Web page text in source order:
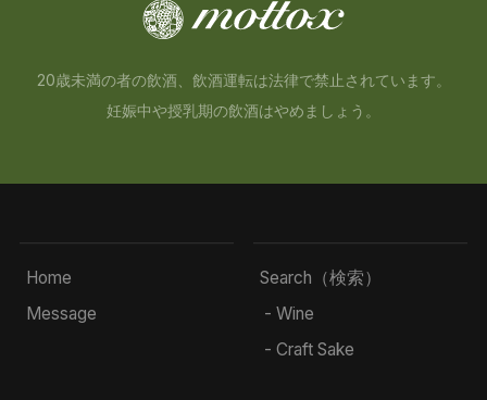
20歳未満の者の飲酒、飲酒運転は法律で禁止されています。
妊娠中や授乳期の飲酒はやめましょう。
Home
Message
Search（検索）
- Wine
- Craft Sake